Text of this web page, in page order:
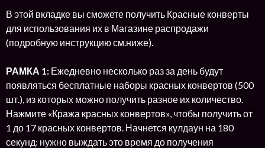
В этой вкладке вы сможете получить Красные конверты
для использования их в Магазине распродажи
(подробную инструкцию см.ниже).
РАМКА 1: Ежедневно несколько раз за день будут
появляться бесплатные наборы красных конвертов (500
шт.), из которых можно получить разное их количество.
Нажмите «Кража красных конвертов», чтобы получить от
1 до 17 красных конвертов. Начнется кулдаун на 180
секунд: нужно выждать это время до получения